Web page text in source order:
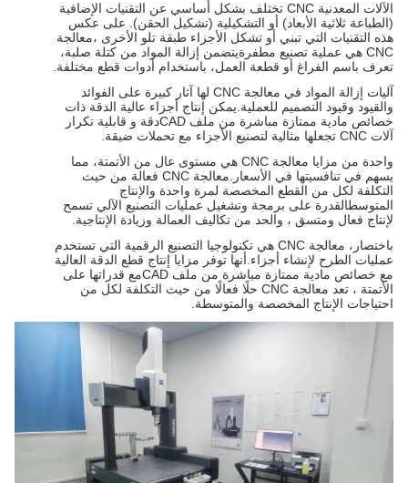
الآلات المعدنية CNC تختلف بشكل أساسي عن التقنيات الإضافية
(الطباعة ثلاثية الأبعاد) أو التشكيلية (تشكيل الحقن). على عكس
هذه التقنيات التي تبني أو تشكل الأجزاء طبقة تلو الأخرى ،معالجة
CNC هي عملية تصنيع مطفرةيتضمن إزالة المواد من كتلة صلبة،
تعرف باسم الفراغ أو قطعة العمل، باستخدام أدوات قطع مختلفة.
آليات إزالة المواد في معالجة CNC لها آثار كبيرة على الفوائد
والقيود وقيود التصميم للعملية.يمكن إنتاج أجزاء عالية الدقة ذات
خصائص مادية ممتازة مباشرة من ملف CADدقة و قابلية تكرار
آلات CNC تجعلها مثالية لتصنيع الأجزاء مع تحملات ضيقة.
واحدة من مزايا معالجة CNC هي مستوى عال من الأتمتة، مما
يسهم في تنافسيتها في الأسعار.معالجة CNC فعالة من حيث
التكلفة لكل من القطع المخصصة لمرة واحدة والإنتاج
المتوسطالقدرة على برمجة وتشغيل عمليات التصنيع الآلي تسمح
لإنتاج فعال ومتسق ، والحد من تكاليف العمالة وزيادة الإنتاجية.
باختصار، معالجة CNC هي تكنولوجيا التصنيع الرقمية التي تستخدم
عمليات الطرح لإنشاء أجزاء.أنها توفر مزايا إنتاج قطع الدقة العالية
مع خصائص مادية ممتازة مباشرة من ملف CADمع قدراتها على
الأتمتة ، تعد معالجة CNC حلًا فعالًا من حيث التكلفة لكل من
احتياجات الإنتاج المخصصة والمتوسطة.